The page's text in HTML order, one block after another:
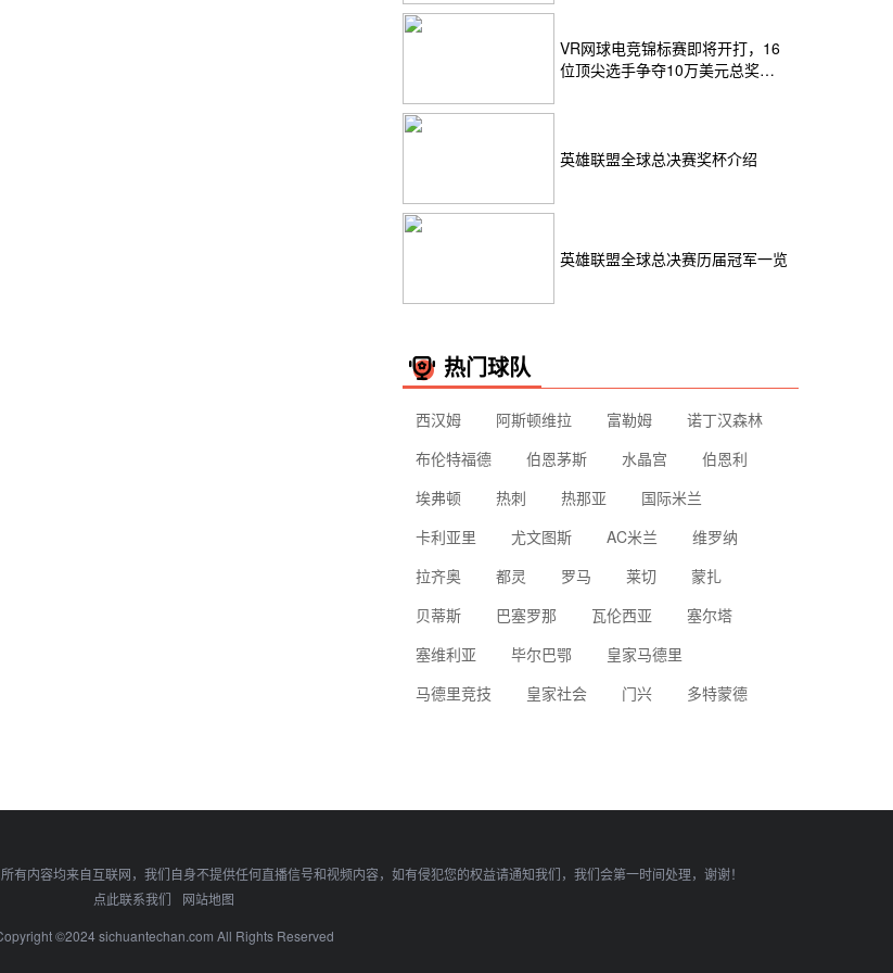
VR网球电竞锦标赛即将开打，16
位顶尖选手争夺10万美元总奖
英雄联盟全球总决赛奖杯介绍
英雄联盟全球总决赛历届冠军一览
热门球队
西汉姆 阿斯顿维拉 富勒姆
诺丁汉森林
布伦特福德
伯恩茅斯 水晶宫
伯恩利
埃弗顿
热刺 热那亚
国际米兰
卡利亚里
尤文图斯 AC米兰
维罗纳
拉齐奥
都灵 罗马 莱切
蒙扎
贝蒂斯
巴塞罗那 瓦伦西亚
塞尔塔
塞维利亚
毕尔巴鄂
皇家马德里
马德里竞技
皇家社会 门兴 多特蒙德
内容均来自互联网，我们自身不提供任何直播信号和视频内容，如有侵犯您的权益请通知我们，我们会第一时间处理，谢谢！
点此联系我们
网站地图
©2024 sichuantechan.com All Rights Reserved